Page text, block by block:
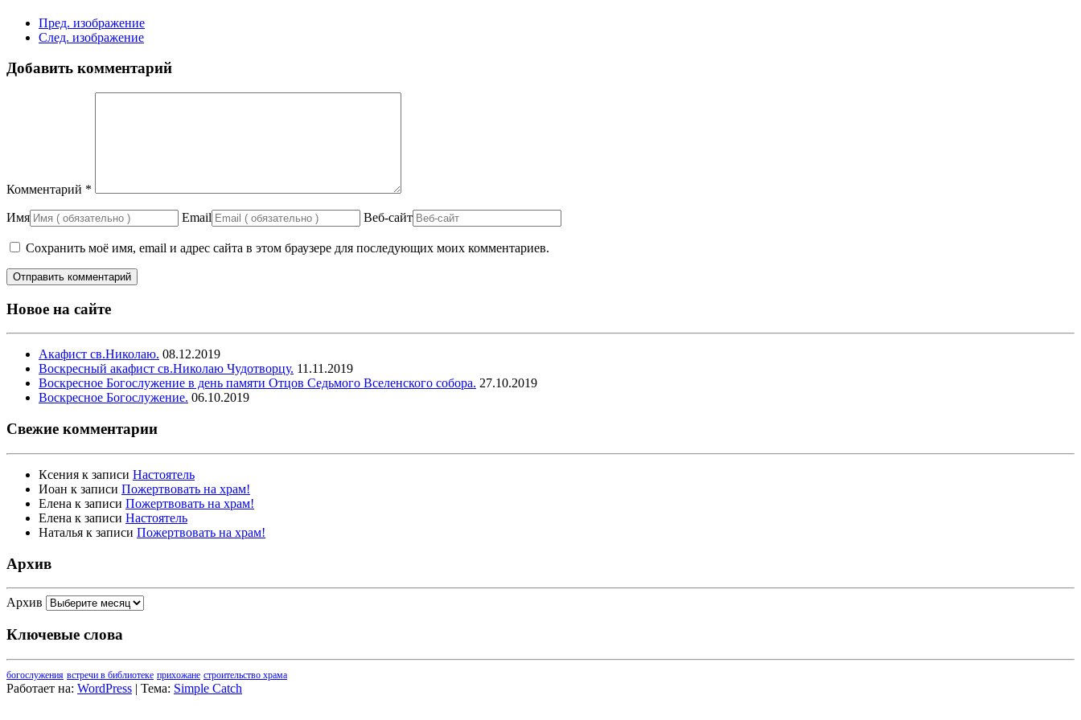
Пред. изображение
След. изображение
Добавить комментарий
Комментарий *
Имя Email Веб-сайт
Сохранить моё имя, email и адрес сайта в этом браузере для последующих моих комментариев.
Новое на сайте
Акафист св.Николаю. 08.12.2019
Воскресный акафист св.Николаю Чудотворцу. 11.11.2019
Воскресное Богослужение в день памяти Отцов Седьмого Вселенского собора. 27.10.2019
Воскресное Богослужение. 06.10.2019
Свежие комментарии
Ксения к записи Настоятель
Иоан к записи Пожертвовать на храм!
Елена к записи Пожертвовать на храм!
Елена к записи Настоятель
Наталья к записи Пожертвовать на храм!
Архив
Архив
Ключевые слова
богослужения встречи в библиотеке прихожане строительство храма
Работает на: WordPress | Тема: Simple Catch